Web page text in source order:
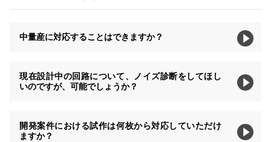
中量産に対応することはできますか？
現在設計中の回路について、ノイズ診断をしてほし
いのですが、可能でしょうか？
開発案件における試作は何枚から対応していただけ
ますか？